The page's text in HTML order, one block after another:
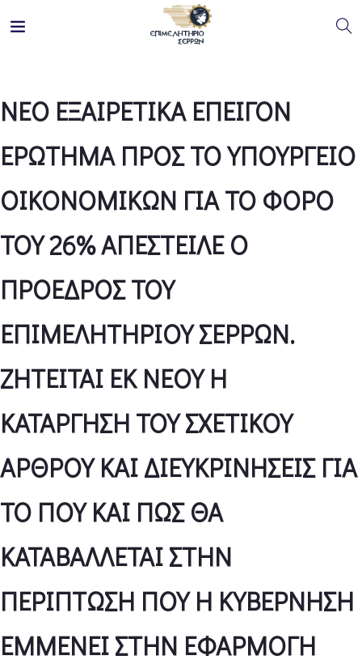
ΝΕΟ ΕΞΑΙΡΕΤΙΚΑ ΕΠΕΙΓΟΝ
ΕΡΩΤΗΜΑ ΠΡΟΣ ΤΟ ΥΠΟΥΡΓΕΙΟ
ΟΙΚΟΝΟΜΙΚΩΝ ΓΙΑ ΤΟ ΦΟΡΟ
ΤΟΥ 26% ΑΠΕΣΤΕΙΛΕ Ο
ΠΡΟΕΔΡΟΣ ΤΟΥ
ΕΠΙΜΕΛΗΤΗΡΙΟΥ ΣΕΡΡΩΝ.
ΖΗΤΕΙΤΑΙ ΕΚ ΝΕΟΥ Η
ΚΑΤΑΡΓΗΣΗ ΤΟΥ ΣΧΕΤΙΚΟΥ
ΑΡΘΡΟΥ ΚΑΙ ΔΙΕΥΚΡΙΝΗΣΕΙΣ ΓΙΑ
ΤΟ ΠΟΥ ΚΑΙ ΠΩΣ ΘΑ
ΚΑΤΑΒΑΛΛΕΤΑΙ ΣΤΗΝ
ΠΕΡΙΠΤΩΣΗ ΠΟΥ Η ΚΥΒΕΡΝΗΣΗ
ΕΜΜΕΝΕΙ ΣΤΗΝ ΕΦΑΡΜΟΓΗ